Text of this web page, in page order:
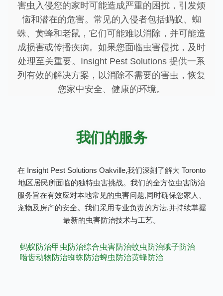
害虫入侵您的家时可能造成严重的困扰，引发烦
恼和潜在的危害。常见的入侵者包括蚂蚁、蜘
蛛、黄蜂和老鼠，它们可能难以消除，并可能造
成损害或传播疾病。如果您面临虫害侵扰，及时
处理至关重要。Insight Pest Solutions 提供一系
列有效的解决方案，以消除不需要的害虫，恢复
您家中安全、健康的环境。
我们的服务
在 Insight Pest Solutions Oakville,我们深刻了解大 Toronto
地区居民所面临的独特虫害挑战。我们的全方位虫害防治
服务旨在有效应对本地常见的虫害问题,同时确保您家人、
宠物及房产的安全。我们采用专业负责的方法,并持续掌握
最新的虫害防治技术与工艺。
蚂蚁防治甲虫防治综合虫害防治蚊虫防治蛾子防治
啮齿动物防治蜘蛛防治蜱虫防治黄蜂防治